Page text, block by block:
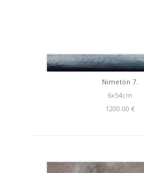
Nimetön 7.
6x54cm
1200.00 €